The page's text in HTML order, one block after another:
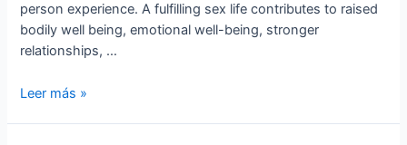
person experience. A fulfilling sex life contributes to raised
bodily well being, emotional well-being, stronger
relationships, …
Will
Leer más »